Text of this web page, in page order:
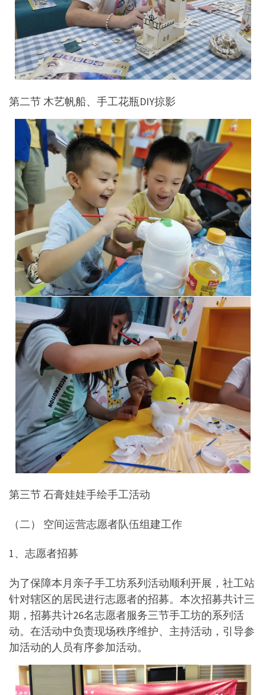
第二节 木艺帆船、手工花瓶DIY掠影
第三节 石膏娃娃手绘手工活动
（二） 空间运营志愿者队伍组建工作
1、志愿者招募
为了保障本月亲子手工坊系列活动顺利开展，社工站
针对辖区的居民进行志愿者的招募。本次招募共计三
期，招募共计26名志愿者服务三节手工坊的系列活
动。在活动中负责现场秩序维护、主持活动，引导参
加活动的人员有序参加活动。